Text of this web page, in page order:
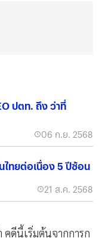
ปตท. ถึง ว่าที่
06 ก.ย. 2568
ไทยต่อเนื่อง 5 ปีซ้อน
21 ส.ค. 2568
ดีนี้เริ่มต้นจากการก